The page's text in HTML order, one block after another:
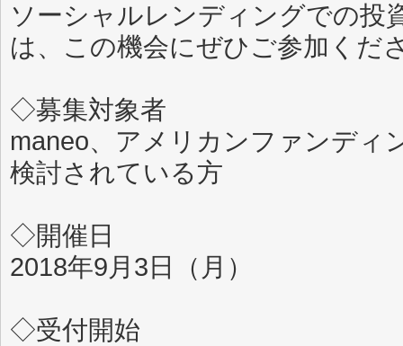
ソーシャルレンディングでの投
は、この機会にぜひご参加くだ
◇募集対象者
maneo、アメリカンファンディ
検討されてい
◇開催日
2018年9月3日（月）
◇受付開始